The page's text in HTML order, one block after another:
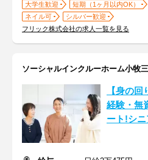
大学生歓迎 短期（1ヶ月以内OK）
ネイル可
シルバー歓迎
フリック株式会社の求人一覧を見る
ソーシャルインクルーホーム小牧
【身の
経験・無
ート!シニ